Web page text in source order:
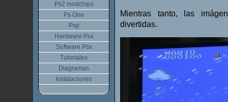
Mientras tanto, las
divertidas.
Ps2 modchips
Ps One
Psp
Hardware Psx
Software Psx
Tutoriales
Diagramas
Instalaciones